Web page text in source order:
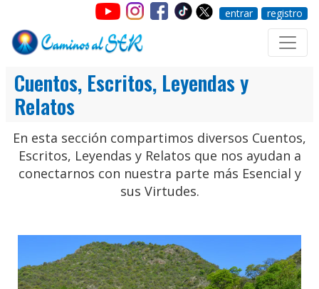
entrar registro
Cuentos, Escritos, Leyendas y
Relatos
En esta sección compartimos diversos Cuentos,
Escritos, Leyendas y Relatos que nos ayudan a
conectarnos con nuestra parte más Esencial y
sus Virtudes.